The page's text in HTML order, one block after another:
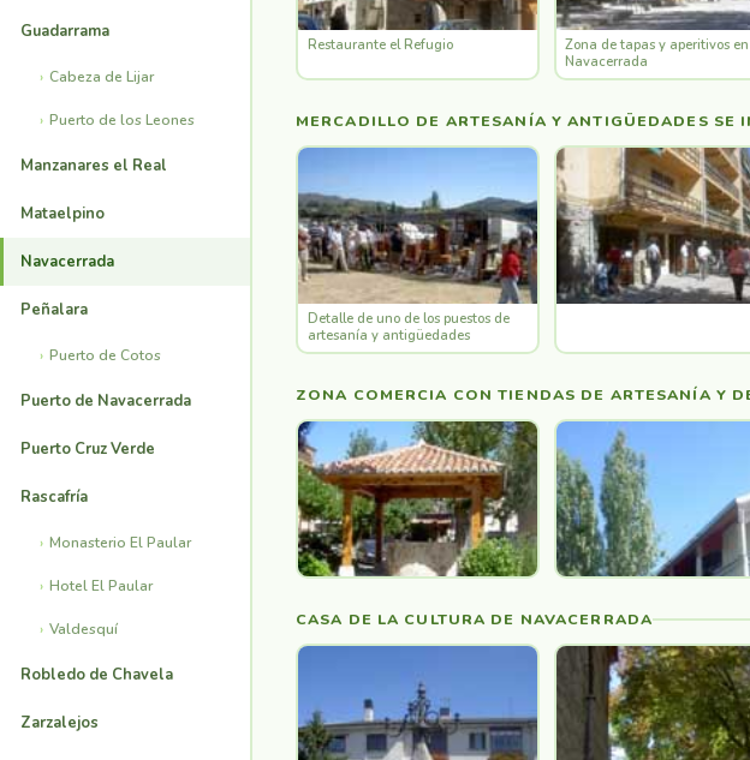
Guadarrama
Cabeza de Lijar
Puerto de los Leones
Manzanares el Real
Mataelpino
Navacerrada
Peñalara
Puerto de Cotos
Puerto de Navacerrada
Puerto Cruz Verde
Rascafría
Monasterio El Paular
Hotel El Paular
Valdesquí
Robledo de Chavela
Zarzalejos
Restaurante el Refugio
Zona de tapas y aperitivos en
Navacerrada
MERCADILLO DE ARTESANÍA Y ANTIGÜEDADES
Detalle de uno de los puestos de
artesanía y antigüedades
ZONA COMERCIA CON TIENDAS DE ARTESANÍA Y
CASA DE LA CULTURA DE NAVACERRADA